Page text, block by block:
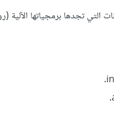
التي تجدها برمجياتها